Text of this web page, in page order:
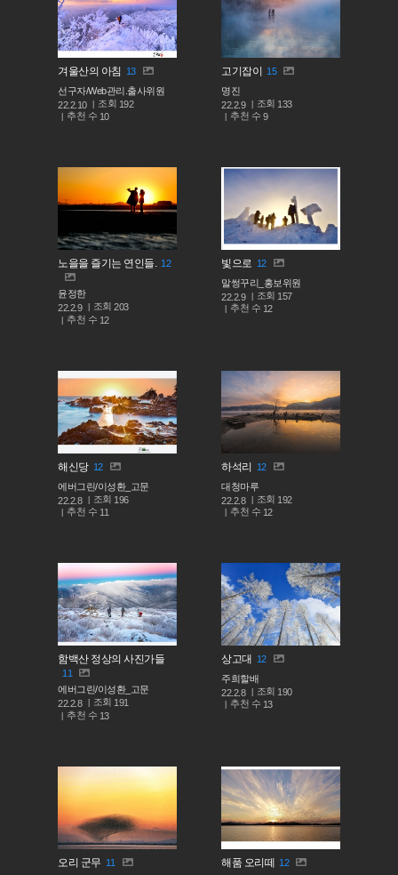
겨울산의 아침
13
선구자/Web관리.출사위원
22.2.10
조회 192
추천 수 10
고기잡이
15
명진
22.2.9
조회 133
추천 수 9
노을을 즐기는 연인들. 12
윤정한
22.2.9
조회203
추천 수 12
빛으로 12
말썽꾸리_홍보위원
22.2.9
조회 157
추천 수 12
해신당 12
에버그린/이성환_고문
22.2.8
조회 196
추천 수 11
하석리
12
대청마루
22.2.8
조회 192
추천 수 12
함백산 정상의 사진가들
11
에버그린/이성환_고문
22.2.8
조회 191
추천 수 13
상고대
12
주희할배
22.2.8
조회 190
추천 수 13
오리 군무 11
해품 오리떼
12